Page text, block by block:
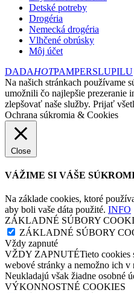
Detské potreby
Drogéria
Nemecká drogéria
Vlhčené obrúsky
Môj účet
DADAHOTPAMPERSLUPILU
Na našich stránkach používame
umožnili čo najlepšie prezeranie
zlepšovať naše služby. Prijať
Ochrana súkromia & Cookies
Close
VÁŽIME SI VÁŠE
Na základe cookies, ktoré
aby boli vaše dáta použité. INFO
ZÁKLADNÉ SÚBORY
ZÁKLADNÉ SÚBORY
Vždy zapnuté
VŽDY ZAPNUTÉTieto cookies
webové stránky a nemožno ich
Neukladajú však žiadne osobné
VÝKONNOSTNÉ COOKIES